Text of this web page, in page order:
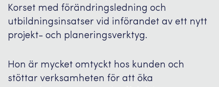
Korset med förändringsledning och
utbildningsinsatser vid införandet av ett nytt
projekt- och planeringsverktyg.
Hon är mycket omtyckt hos kunden och
stöttar verksamheten för att öka